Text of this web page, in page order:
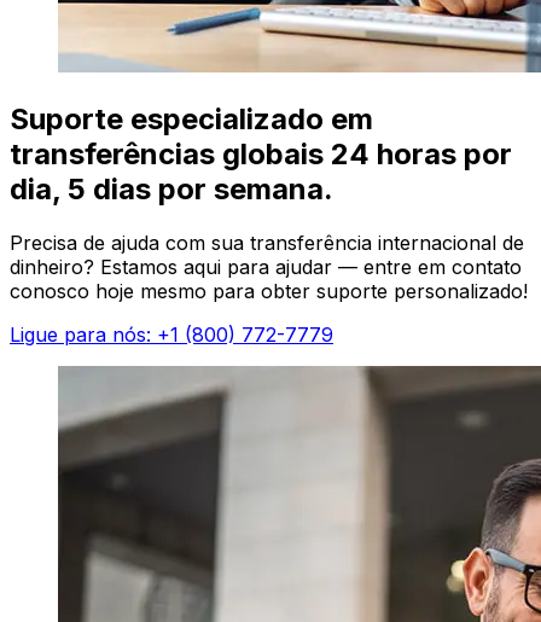
Suporte especializado em
transferências globais 24 horas por
dia, 5 dias por semana.
Precisa de ajuda com sua transferência internacional de
dinheiro? Estamos aqui para ajudar — entre em contato
conosco hoje mesmo para obter suporte personalizado!
Ligue para nós: +1 (800) 772-7779